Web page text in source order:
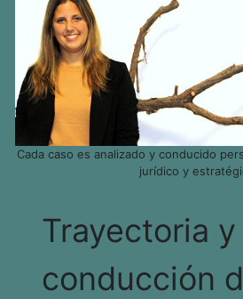
Cada caso es analizado y conducido
jurídico y
Trayectoria y
conducción